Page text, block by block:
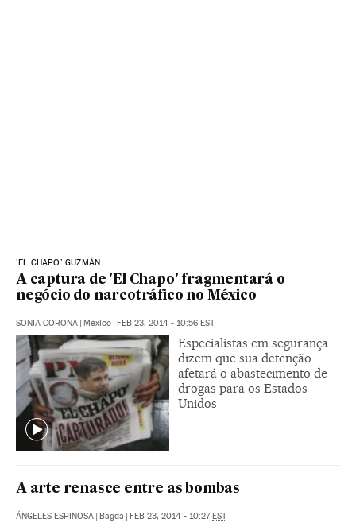
'EL CHAPO' GUZMÁN
A captura de 'El Chapo' fragmentará o
negócio do narcotráfico no México
SONIA CORONA | México | FEB 23, 2014 - 10:56 EST
Especialistas em segurança
dizem que sua detenção
afetará o abastecimento de
drogas para os Estados
Unidos
A arte renasce entre as bombas
ÁNGELES ESPINOSA | Bagdá | FEB 23, 2014 - 10:27EST